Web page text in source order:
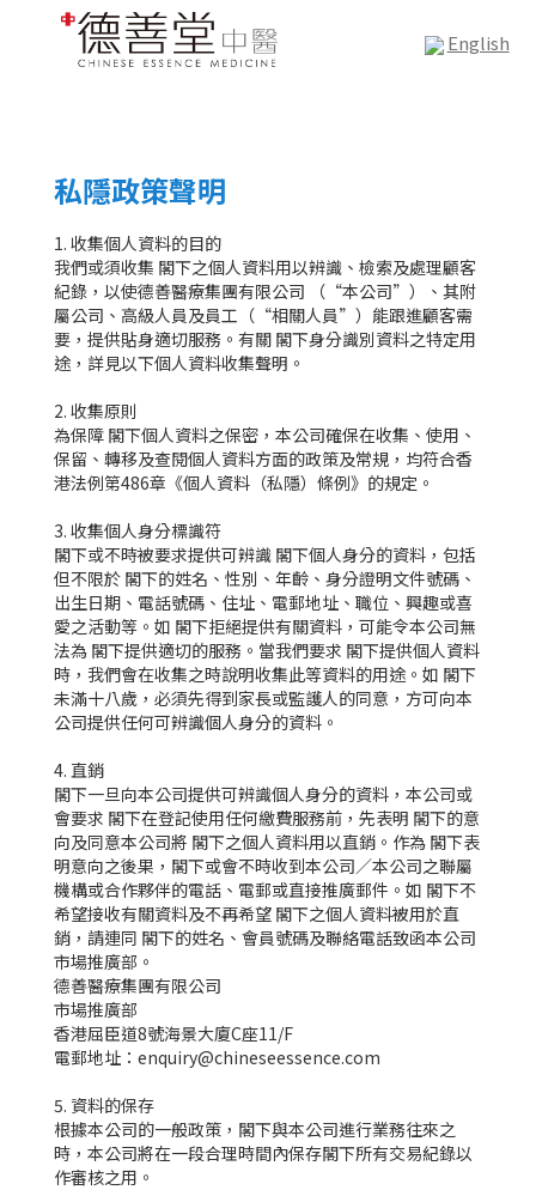
English
私隱政策聲明
1. 收集個人資料的目的
我們或須收集 閣下之個人資料用以辨識、檢索及處理顧客
紀錄，以使德善醫療集團有限公司 （“本公司”）、其附
屬公司、高級人員及員工（“相關人員”）能跟進顧客需
要，提供貼身適切服務。有關 閣下身分識別資料之特定用
途，詳見以下個人資料收集聲明。
2. 收集原則
為保障 閣下個人資料之保密，本公司確保在收集、使用、
保留、轉移及查閱個人資料方面的政策及常規，均符合香
港法例第486章《個人資料（私隱）條例》的規定。
3. 收集個人身分標識符
閣下或不時被要求提供可辨識 閣下個人身分的資料，包括
但不限於 閣下的姓名、性別、年齡、身分證明文件號碼、
出生日期、電話號碼、住址、電郵地址、職位、興趣或喜
愛之活動等。如 閣下拒絕提供有關資料，可能令本公司無
法為 閣下提供適切的服務。當我們要求 閣下提供個人資料
時，我們會在收集之時說明收集此等資料的用途。如 閣下
未滿十八歲，必須先得到家長或監護人的同意，方可向本
公司提供任何可辨識個人身分的資料。
4. 直銷
閣下一旦向本公司提供可辨識個人身分的資料，本公司或
會要求 閣下在登記使用任何繳費服務前，先表明 閣下的意
向及同意本公司將 閣下之個人資料用以直銷。作為 閣下表
明意向之後果，閣下或會不時收到本公司／本公司之聯屬
機構或合作夥伴的電話、電郵或直接推廣郵件。如 閣下不
希望接收有關資料及不再希望 閣下之個人資料被用於直
銷，請連同 閣下的姓名、會員號碼及聯絡電話致函本公司
市場推廣部。
德善醫療集團有限公司
市場推廣部
香港屈臣道8號海景大廈C座11/F
電郵地址： enquiry@chineseessence.com
5. 資料的保存
根據本公司的一般政策，閣下與本公司進行業務往來之
時，本公司將在一段合理時間內保存閣下所有交易紀錄以
作審核之用。